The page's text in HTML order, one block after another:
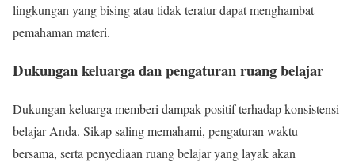
lingkungan yang bising atau tidak teratur dapat menghambat
pemahaman materi.
Dukungan keluarga dan pengaturan ruang belajar
Dukungan keluarga memberi dampak positif terhadap konsistensi
belajar Anda. Sikap saling memahami, pengaturan waktu
bersama, serta penyediaan ruang belajar yang layak akan